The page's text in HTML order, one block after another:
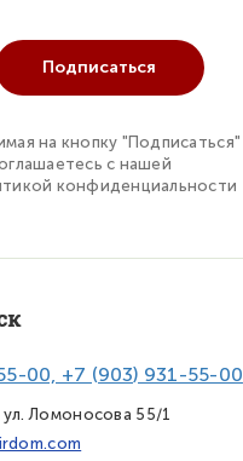
Подписаться
на кнопку "Подписаться"
с нашей
конфиденциальности
00, +7 (903) 931-55-00
ул. Ломоносова 55/1